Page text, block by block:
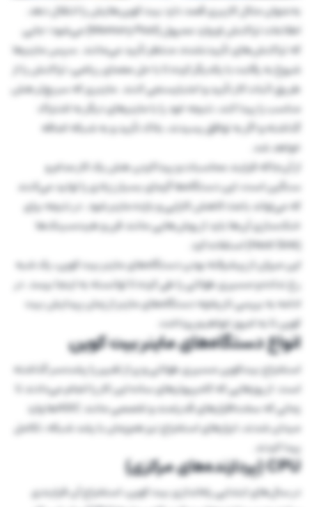
به‌عنوان مثال کاربری قصد دارد بیت کوین‌هایش را انتقال دهد.
اطلاعات تراکنش‌ او وارد ممپول (Memory Pool) می‌شود؛ جایی
که تراکنش‌های تأییدنشده، منتظر تأیید می‌مانند. سپس ماینرها
شروع به رقابت با یکدیگر کرده تا با حل معمای ریاضی، تراکنش را از
طریق اثبات کار تأیید و اعتبارسنجی کنند. ماینری که سریع‌تر هش
مناسب را پیدا کند، نتیجه خود را با ماینرهای دیگر به اشتراک
گذاشته و اگر به توافق رسیدند، بلاک تأیید و به شبکه اضافه
خواهد شد.
از آن‌جاکه فرایند محاسبات و پیداکردن هش یک کار مدام و
سنگین است، این دستگاه‌ها گرمای بسیار زیادی را تولید می‌کنند
که می‌تواند باعث کاهش کارایی و بازده ماینر شود. در نتیجه برای
خنک‌سازی آن‌ها باید از روش‌هایی مانند فن و هیت‌سینک‌ها
(Heat Sink) استفاده کرد.
این میزان از پیشرفته بودن دستگاه‌های ماینر بیت کوین، یک شبه
رخ نداده و مسیری طولانی را طی کرده تا توانسته به اینجا برسد. در
ادامه به بررسی تاریخچه دستگاه‌های ماینر از زمان پیدایش بیت
کوین تا به امروز خواهیم پرداخت.
انواع دستگاه‌های ماینر بیت کوین
استخراج بیت‌کوین مسیری طولانی و پر از تغییر را پشت‌سر گذاشته
است. از روزهایی که کامپیوترهای ساده این کار را انجام می‌دادند تا
زمانی که سخت‌افزارهای قدرتمند و تخصصی مانند ASICها وارد
میدان شدند، ابزارهای استخراج نیز هم‌زمان با رشد شبکه، تکامل
پیدا کردند.
CPU (پردازنده‌های مرکزی)
در سال‌های ابتدایی راه‌اندازی بیت کوین، استخراج آن فرایندی